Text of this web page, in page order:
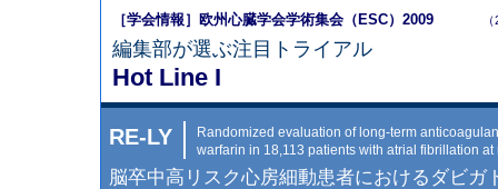
［学会情報］欧州心臓学会学術集会（ESC）2009
編集部が選ぶ注目トライアル
Hot Line I
RE-LY
Randomized evaluation of long-term
warfarin in 18,113 patients with atrial fibrillation at
脳卒中高リスク心房細動患者におけるダビガ